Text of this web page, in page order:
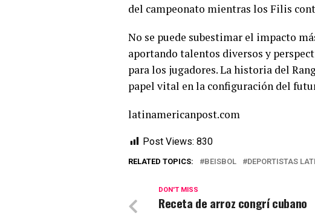
del campeonato mientras los Filis
No se puede subestimar el impacto
aportando talentos diversos y
para los jugadores. La historia del
papel vital en la configuración del
latinamericanpost.com
Post Views: 830
RELATED TOPICS: BEISBOL DEPORTISTAS
DON'T MISS
Receta de arroz congrí cubano